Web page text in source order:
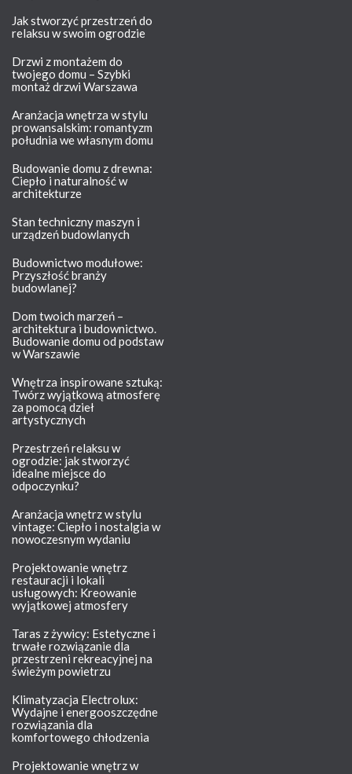
Jak stworzyć przestrzeń do
relaksu w swoim ogrodzie
Drzwi z montażem do
twojego domu – Szybki
montaż drzwi Warszawa
Aranżacja wnętrza w stylu
prowansalskim: romantyzm
południa we własnym domu
Budowanie domu z drewna:
Ciepło i naturalność w
architekturze
Stan techniczny maszyn i
urządzeń budowlanych
Budownictwo modułowe:
Przyszłość branży
budowlanej?
Dom twoich marzeń –
architektura i budownictwo.
Budowanie domu od podstaw
w Warszawie
Wnętrza inspirowane sztuką:
Twórz wyjątkową atmosferę
za pomocą dzieł
artystycznych
Przestrzeń relaksu w
ogrodzie: jak stworzyć
idealne miejsce do
odpoczynku?
Aranżacja wnętrz w stylu
vintage: Ciepło i nostalgia w
nowoczesnym wydaniu
Projektowanie wnętrz
restauracji i lokali
usługowych: Kreowanie
wyjątkowej atmosfery
Taras z żywicy: Estetyczne i
trwałe rozwiązanie dla
przestrzeni rekreacyjnej na
świeżym powietrzu
Klimatyzacja Electrolux:
Wydajne i energooszczędne
rozwiązania dla
komfortowego chłodzenia
Projektowanie wnętrz w